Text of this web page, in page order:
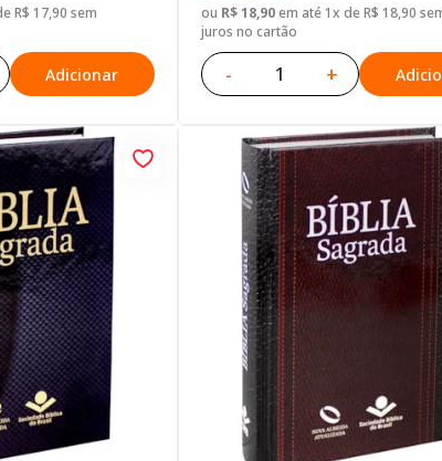
R$ 17,90 sem
Adicionar
ou R$ 18,90em até 1x de R$ 18,90
juros no cartão
- +